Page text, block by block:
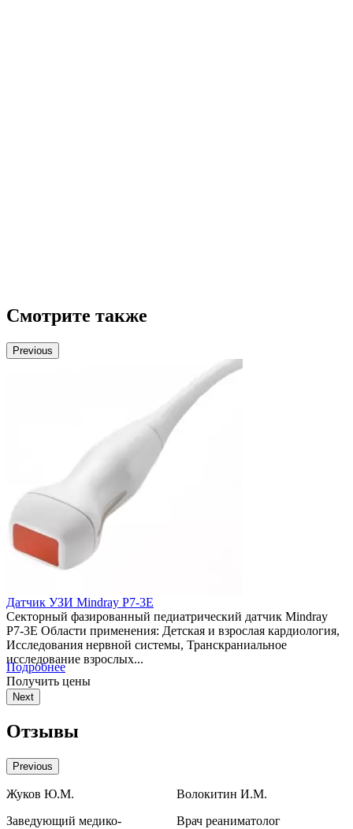
Смотрите также
Previous
P7-3E
педиатрический датчик Mindray
применения: Детская и взрослая кардиология,
нервной системы, Транскраниальное
взрослых...
Секторный
Детские
Next
Отзывы
Previous
Жуков Ю.М.
Заведующий медико-
Волокитин И.М.
Врач реаниматолог